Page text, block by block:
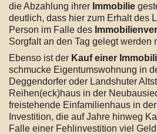
die Abzahlung ihrer Immobilie
deutlich, dass hier zum Erhalt des
Person im Falle des
Sorgfalt an den Tag gelegt werden
Ebenso ist der Kauf einer
schmucke Eigentumswohnung in
Deggendorfer oder Landshuter
Reihen(eck)haus in der
freistehende Einfamilienhaus in
Investition, die auf Jahre hinweg
Falle einer Fehlinvestition viel